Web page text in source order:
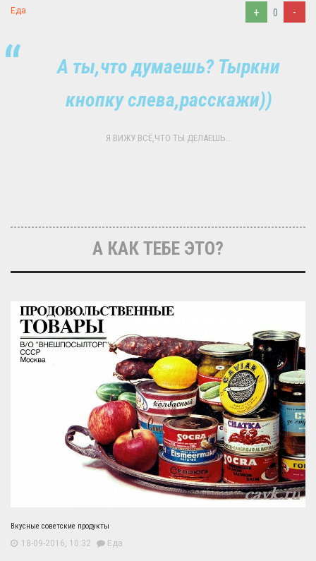
Еда + 0 -
А ты,что думаешь? Тыркни
кнопку слева,расскажи))
Я ВИЖУ ВСЁ,ЧТО ТЫ ДЕЛАЕШЬ...
А КАК ТЕБЕ ЭТО?
Вкусные советские продукты
18-09-2016, 10:32 Еда